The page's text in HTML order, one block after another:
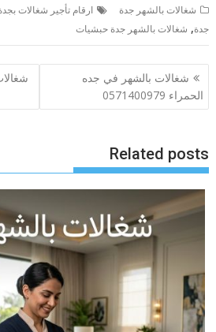
شغالات بالشهر جدة ارقام تأجير شغالات
جدة, شغالات بالشهر جدة حبشيات
تصفّح
المقالات
شغالات بالشهر في جده
الحمراء 0571400979
Related posts